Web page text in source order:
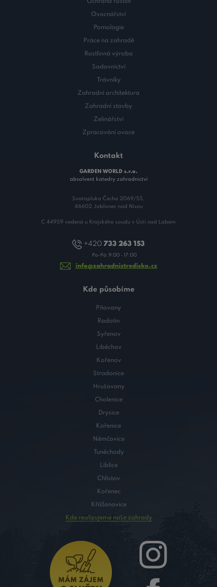
Ovocnářství
Pomologie
Práce na zahradě
Rostlinná výroba
Sadovnictví
Trávníky
Zahradní architektura
Zahradní stavby
Zelinářství
Zpracování ovoce
Kontakt
GARDEN WORLD s.r.o.
absolvent katedry zahradnictví
Svatopluka Čecha 2069/55,
46602 Jablonec nad Nisou
C 44959 vedená u Krajského soudu v Ústí nad Labem
+420 733 263 153
Po-Pá: 9:00 - 17:00
info@zahradnistredisko.cz
Kde působíme
Pňovany
Radotín
Syřenov
Liběchov
Kořenov
Stradonice
Hrušovany
Cholenice
Drysice
Kořenice
Němčovice
Tuněchody
Liblice
Chlístov
Kořenec
Křišťanovice
Kde realizujeme naše zahrady
MÁM ZÁJEM